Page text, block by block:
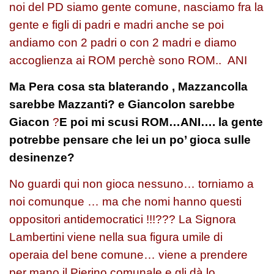
noi del PD siamo gente comune, nasciamo fra la
gente e figli di padri e madri anche se poi
andiamo con 2 padri o con 2 madri e diamo
accoglienza ai ROM perchè sono ROM.. ANI
Ma Pera cosa sta blaterando , Mazzancolla
sarebbe Mazzanti? e Giancolon sarebbe
Giacon ?E poi mi scusi ROM…ANI…. la gente
potrebbe pensare che lei un po’ gioca sulle
desinenze?
No guardi qui non gioca nessuno… torniamo a
noi comunque … ma che nomi hanno questi
oppositori antidemocratici !!!??? La Signora
Lambertini viene nella sua figura umile di
operaia del bene comune… viene a prendere